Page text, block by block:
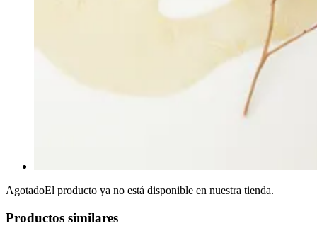
AgotadoEl producto ya no está disponible en nuestra tienda.
Productos similares